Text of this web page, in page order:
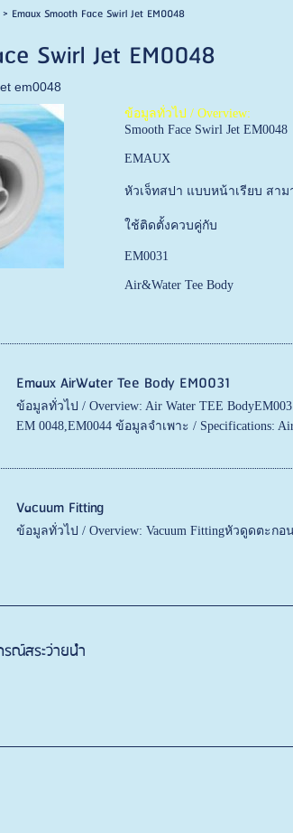
> Emaux Smooth Face Swirl Jet EM0048
Swirl Jet EM0048
em0048
ข้อมูลทั่วไป / Overview:
Smooth Face Swirl Jet EM0048
EMAUX
หัวเจ็ทสปา แบบหน้าเรียบ สา
ใช้ติดตั้งควบคู่กับ
EM0031
Air&Water Tee Body
Emaux AirWater Tee Body EM0031
ข้อมูลทั่วไป / Overview: Air Water TEE
EM 0048,EM0044 ข้อมูลจำเพาะ / Specifications:
Vacuum Fitting
ข้อมูลทั่วไป / Overview: Vacuum Fittingหัวดูดตะกอ
ณ์สระว่ายน้ำ